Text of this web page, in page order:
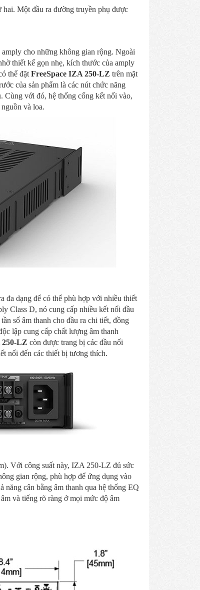
hai. Một đầu ra đường truyền phụ được
cho những không gian rộng. Ngoài
thiết kế gọn nhẹ, kích thước của amply
thể đặt FreeSpace IZA 250-LZ trên mặt
của sản phẩm là các nút chức năng
Cùng với đó, hệ thống cổng kết nối vào,
và loa.
đa dạng để có thể phù hợp với nhiều thiết
Class D, nó cung cấp nhiều kết nối đầu
số âm thanh cho đầu ra chi tiết, đồng
lập cung cấp chất lượng âm thanh
LZ còn được trang bị các đầu nối
nối đến các thiết bị tương thích.
Với công suất này, IZA 250-LZ đủ sức
gian rộng, phù hợp để ứng dụng vào
cân bằng âm thanh qua hệ thống EQ
và tiếng rõ ràng ở mọi mức độ âm